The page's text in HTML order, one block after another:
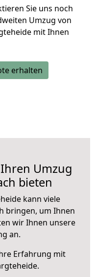
Sie uns noch
Umzug von
mit Ihnen
erhalten
Umzug
bieten
kann viele
bringen, um Ihnen
wir Ihnen unsere
an.
Erfahrung mit
.